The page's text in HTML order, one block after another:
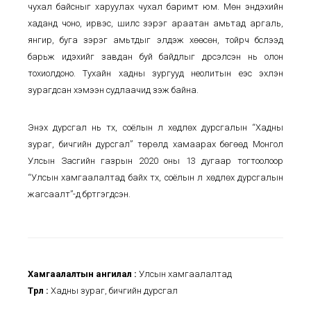
чухал байсныг харуулах чухал баримт юм. Мөн эндэхийн
хаданд чоно, ирвэс, шилүүс зэрэг араатан амьтад аргаль,
янгир, буга зэрэг амьтдыг элдэж хөөсөн, тойрч бүслээд
барьж идэхийг завдан буй байдлыг дүрсэлсэн нь олон
тохиолдоно. Тухайн хадны зургууд неолитын үеэс эхлэн
зурагдсан хэмээн судлаачид үзэж байна.
Энэхүү дурсгал нь түүх, соёлын үл хөдлөх дурсгалын “Хадны
зураг, бичгийн дурсгал” төрөлд хамаарах бөгөөд Монгол
Улсын Засгийн газрын 2020 оны 13 дугаар тогтоолоор
“Улсын хамгаалалтад байх түүх, соёлын үл хөдлөх дурсгалын
жагсаалт”-д бүртгэгдсэн.
Хамгаалалтын ангилал : Улсын хамгаалалтад
Төрөл : Хадны зураг, бичгийн дурсгал